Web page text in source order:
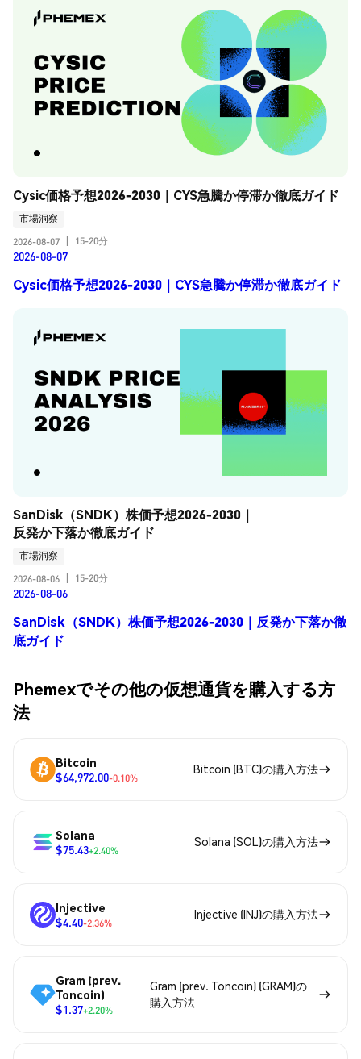
Cysic価格予想2026-2030｜CYS急騰か停滞か徹底ガイド
市場洞察
2026-08-07
15-20分
2026-08-07
Cysic価格予想2026-2030｜CYS急騰か停滞か徹底ガイド
SanDisk（SNDK）株価予想2026-2030｜
反発か下落か徹底ガイド
市場洞察
2026-08-06
15-20分
2026-08-06
SanDisk（SNDK）株価予想2026-2030｜反発か下落か徹
底ガイド
Phemexでその他の仮想通貨を購入する方
法
Bitcoin
$64,972.00-0.10%
Bitcoin (BTC)の購入方法
Solana
$75.43+2.40%
Solana (SOL)の購入方法
Injective
$4.40-2.36%
Injective (INJ)の購入方法
Gram (prev.
Toncoin)
$1.37+2.20%
Gram (prev. Toncoin) (GRAM)の
購入方法